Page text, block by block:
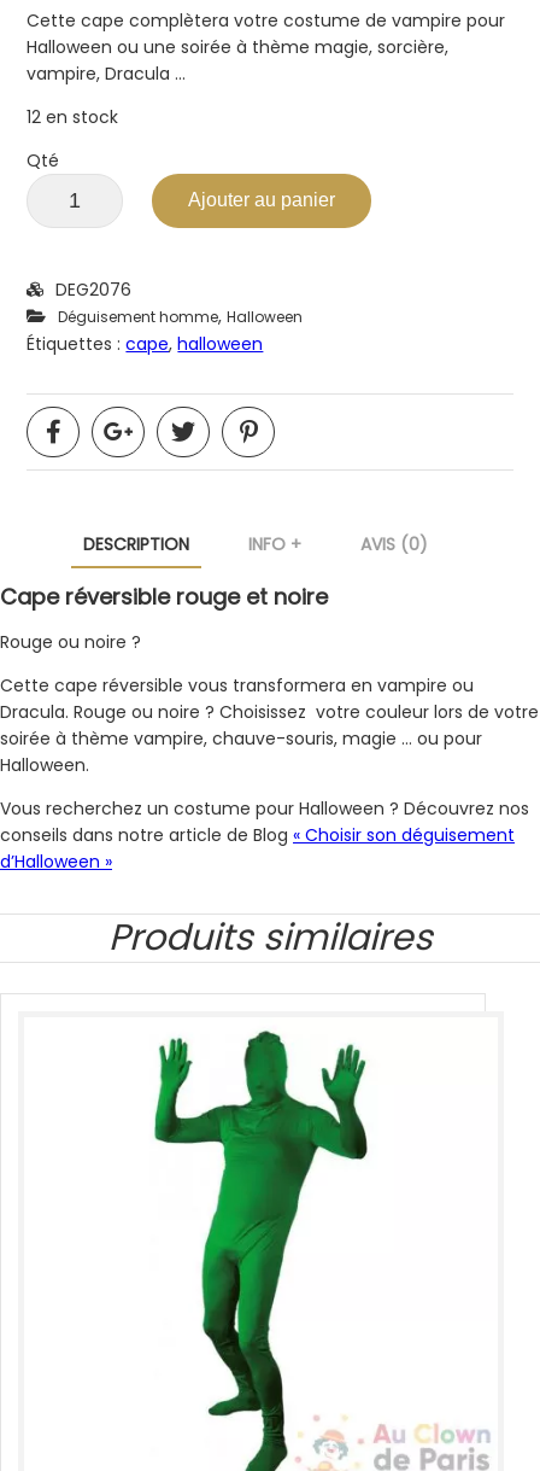
Cette cape complètera votre costume de vampire pour
Halloween ou une soirée à thème magie, sorcière,
vampire, Dracula …
12 en stock
Qté
Ajouter au panier
DEG2076
Déguisement homme,Halloween
Étiquettes :cape,halloween
DESCRIPTION INFO + AVIS (0)
Cape réversible rouge et noire
Rouge ou noire ?
Cette cape réversible vous transformera en vampire ou
Dracula. Rouge ou noire ? Choisissez votre couleur lors de votre
soirée à thème vampire, chauve-souris, magie … ou pour
Halloween.
Vous recherchez un costume pour Halloween ? Découvrez nos
conseils dans notre article de Blog « Choisir son déguisement
d’Halloween »
Produits similaires